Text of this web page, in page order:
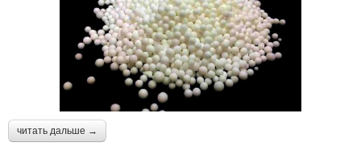
читать дальше →